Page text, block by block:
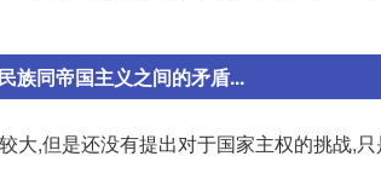
族同帝国主义之间的矛盾...
大,但是还没有提出对于国家主权的挑战,